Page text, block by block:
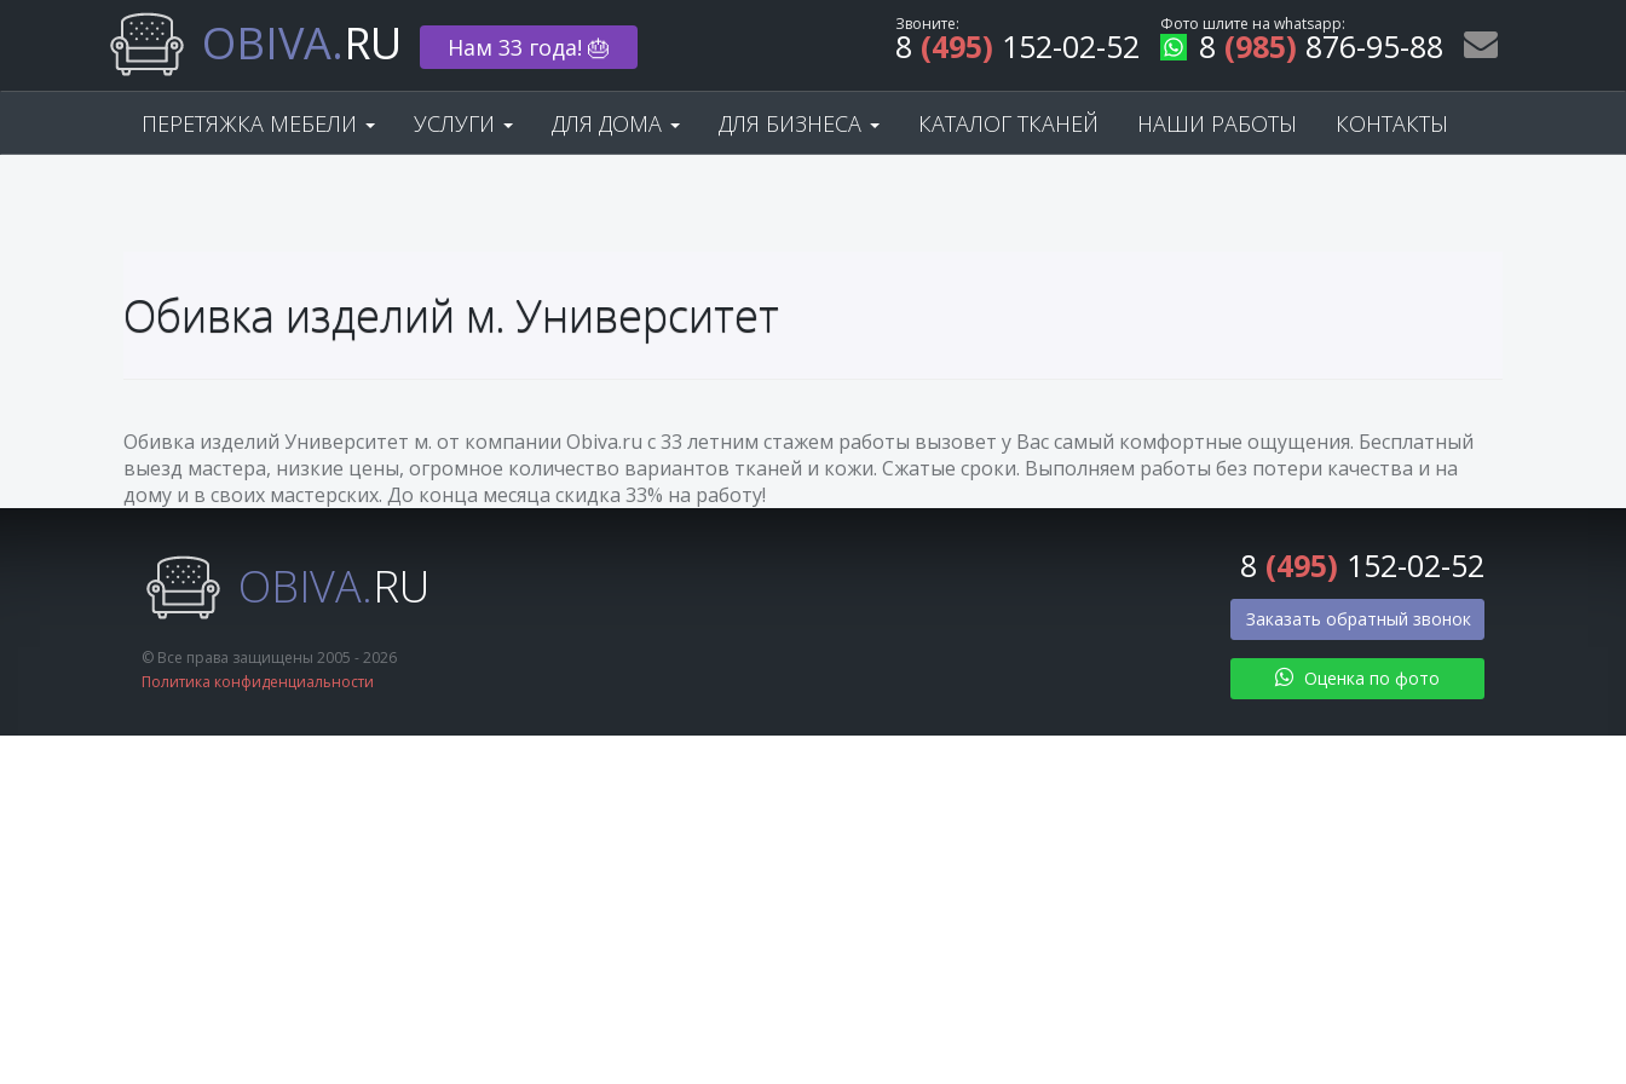
OBIVA.RU Нам 33 года! 🎂
Звоните:
8 (495) 152-02-52
Фото шлите на whatsapp:
8 (985) 876-95-88
ПЕРЕТЯЖКА МЕБЕЛИ УСЛУГИ ДЛЯ ДОМА ДЛЯ БИЗНЕСА КАТАЛОГ ТКАНЕЙ НАШИ РАБОТЫ КОНТАКТЫ
Обивка изделий м. Университет
Обивка изделий Университет м. от компании Obiva.ru с 33 летним стажем работы вызовет у Вас самый комфортные ощущения. Бесплатный
выезд мастера, низкие цены, огромное количество вариантов тканей и кожи. Сжатые сроки. Выполняем работы без потери качества и на
дому и в своих мастерских. До конца месяца скидка 33% на работу!
OBIVA.RU
© Все права защищены 2005 - 2026
Политика конфиденциальности
8 (495) 152-02-52
Заказать обратный звонок
Оценка по фото